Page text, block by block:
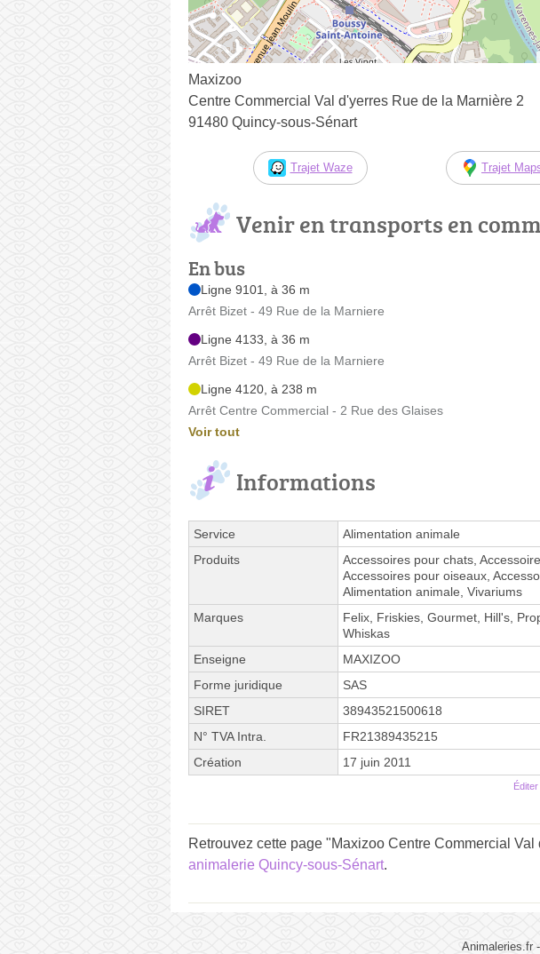
Maxizoo
Centre Commercial Val d'yerres Rue de la Marnière 2
91480 Quincy-sous-Sénart
Trajet Waze Trajet
Venir en transports en
En bus
Ligne 9101, à 36 m
Arrêt Bizet - 49 Rue de la Marniere
Ligne 4133, à 36 m
Arrêt Bizet - 49 Rue de la Marniere
Ligne 4120, à 238 m
Arrêt Centre Commercial - 2 Rue des Glaises
Voir tout
Informations
Service
Alimentation animale
Produits
Accessoires pour chats,
Accessoires pour oiseaux,
Alimentation animale, Vivariums
Marques
Felix, Friskies, Gourmet, Hill's,
Whiskas
Enseigne
MAXIZOO
Forme juridique
SAS
SIRET
38943521500618
N° TVA Intra.
FR21389435215
Création
17 juin 2011
Retrouvez cette page "Maxizoo Centre Commercial
animalerie Quincy-sous-Sénart.
Animaleries.fr